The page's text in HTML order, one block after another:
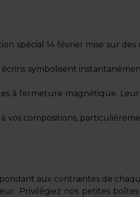
spécial 14 février mise sur des
symbolisent
à fermeture magnétique.
compositions,
aux contraintes de
Privilégiez nos petites